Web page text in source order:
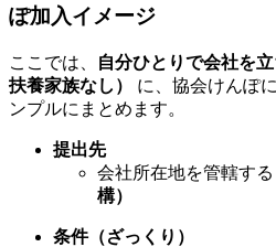
ぽ加入イメージ
ここでは、
自分ひとりで会社を
扶養家族なし）
に、協会けんぽ
ンプルにまとめます。
提出先
会社所在地を管轄する
構）
条件（ざっくり）